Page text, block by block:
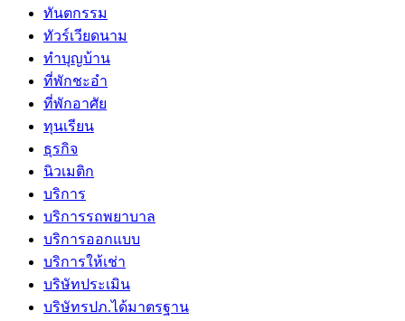
ทันตกรรม
ทัวร์เวียดนาม
ทำบุญบ้าน
ที่พักชะอำ
ที่พักอาศัย
ทุนเรียน
ธุรกิจ
นิวเมติก
บริการ
บริการรถพยาบาล
บริการออกแบบ
บริการให้เช่า
บริษัทประเมิน
บริษัทรปภ.ได้มาตรฐาน